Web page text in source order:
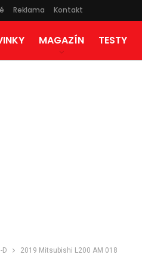
Reklama Kontakt
MAGAZÍN TESTY
D 2019 Mitsubishi L200 AM 018